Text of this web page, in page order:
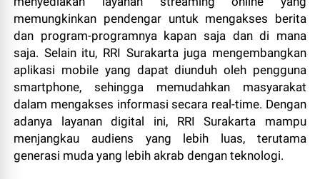
memungkinkan pendengar untuk mengakses berita
dan program-programnya kapan saja dan di mana
saja. Selain itu, RRI Surakarta juga mengembangkan
aplikasi mobile yang dapat diunduh oleh pengguna
smartphone, sehingga memudahkan masyarakat
dalam mengakses informasi secara real-time. Dengan
adanya layanan digital ini, RRI Surakarta mampu
menjangkau audiens yang lebih luas, terutama
generasi muda yang lebih akrab dengan teknologi.